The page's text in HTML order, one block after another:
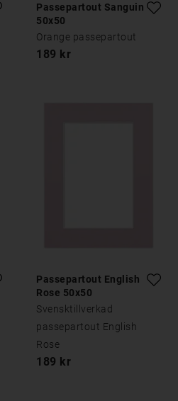
Passepartout Sanguine
50x50
Orange passepartout
189 kr
Passepartout English
Rose 50x50
Svensktillverkad
passepartout English
Rose
189 kr